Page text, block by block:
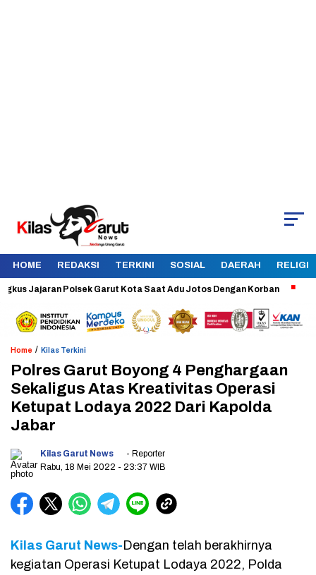
HOME REDAKSI TERKINI SOSIAL DAERAH RELIGI
Polsek Garut Kota Saat Adu Jotos Dengan Korban Aman
Home / Kilas Terkini
Polres Garut Boyong 4 Penghargaan
Sekaligus Atas Kreativitas Operasi
Ketupat Lodaya 2022 Dari Kapolda
Jabar
Kilas Garut News
- Reporter
Rabu, 18 Mei 2022 - 23:37 WIB
Kilas Garut News-Dengan telah berakhirnya
kegiatan Operasi Ketupat Lodaya 2022, Polda